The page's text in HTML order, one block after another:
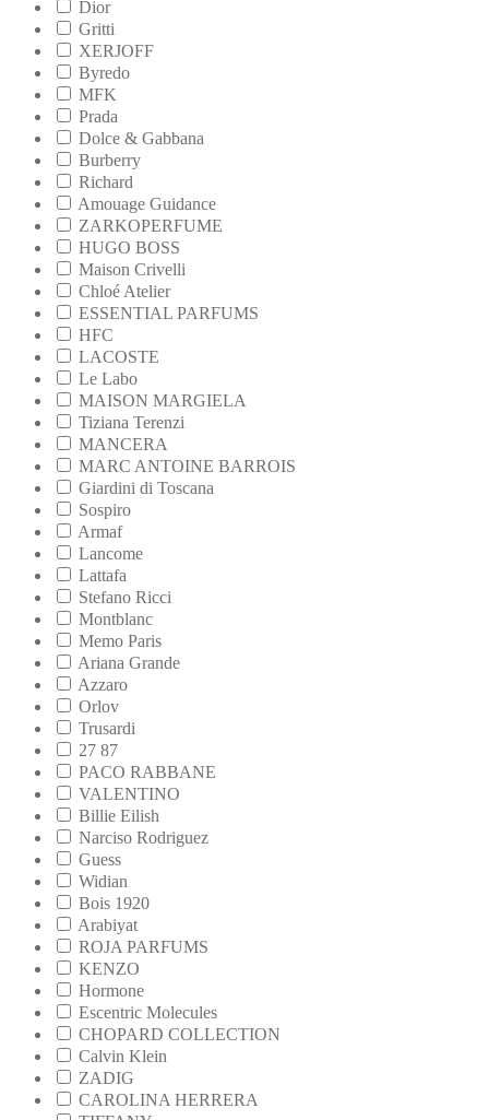
Dior
Gritti
XERJOFF
Byredo
MFK
Prada
Dolce & Gabbana
Burberry
Richard
Amouage Guidance
ZARKOPERFUME
HUGO BOSS
Maison Crivelli
Chloé Atelier
ESSENTIAL PARFUMS
HFC
LACOSTE
Le Labo
MAISON MARGIELA
Tiziana Terenzi
MANCERA
MARC ANTOINE BARROIS
Giardini di Toscana
Sospiro
Armaf
Lancome
Lattafa
Stefano Ricci
Montblanc
Memo Paris
Ariana Grande
Azzaro
Orlov
Trusardi
27 87
PACO RABBANE
VALENTINO
Billie Eilish
Narciso Rodriguez
Guess
Widian
Bois 1920
Arabiyat
ROJA PARFUMS
KENZO
Hormone
Escentric Molecules
CHOPARD COLLECTION
Calvin Klein
ZADIG
CAROLINA HERRERA